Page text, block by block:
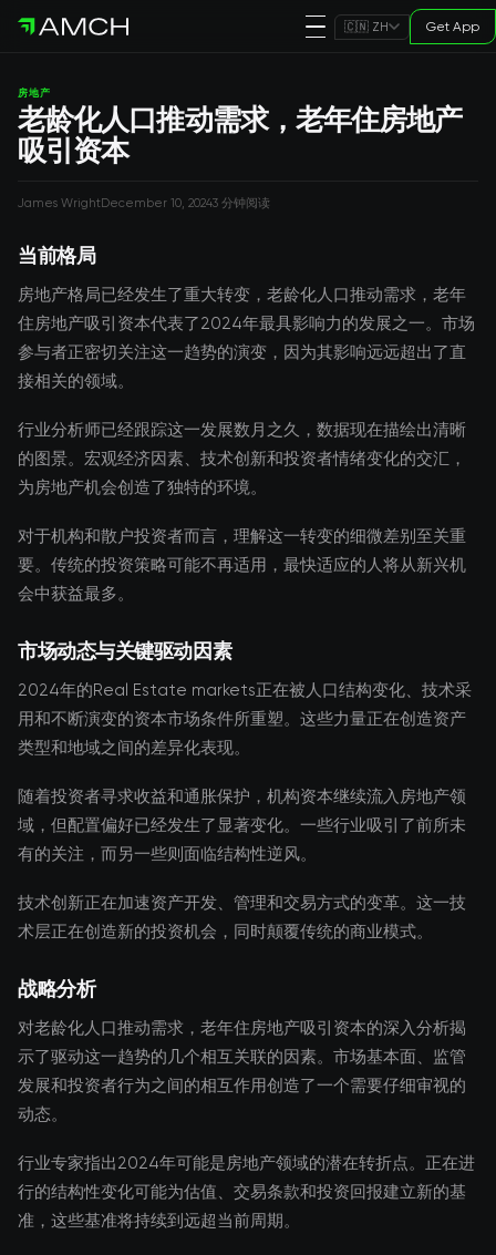
🇨🇳 ZH Get App
房地产
老龄化人口推动需求，老年住房地产
吸引资本
James WrightDecember 10, 20243 分钟阅读
当前格局
房地产格局已经发生了重大转变，老龄化人口推动需求，老年
住房地产吸引资本代表了2024年最具影响力的发展之一。市场
参与者正密切关注这一趋势的演变，因为其影响远远超出了直
接相关的领域。
行业分析师已经跟踪这一发展数月之久，数据现在描绘出清晰
的图景。宏观经济因素、技术创新和投资者情绪变化的交汇，
为房地产机会创造了独特的环境。
对于机构和散户投资者而言，理解这一转变的细微差别至关重
要。传统的投资策略可能不再适用，最快适应的人将从新兴机
会中获益最多。
市场动态与关键驱动因素
2024年的Real Estate markets正在被人口结构变化、技术采
用和不断演变的资本市场条件所重塑。这些力量正在创造资产
类型和地域之间的差异化表现。
随着投资者寻求收益和通胀保护，机构资本继续流入房地产领
域，但配置偏好已经发生了显著变化。一些行业吸引了前所未
有的关注，而另一些则面临结构性逆风。
技术创新正在加速资产开发、管理和交易方式的变革。这一技
术层正在创造新的投资机会，同时颠覆传统的商业模式。
战略分析
对老龄化人口推动需求，老年住房地产吸引资本的深入分析揭
示了驱动这一趋势的几个相互关联的因素。市场基本面、监管
发展和投资者行为之间的相互作用创造了一个需要仔细审视的
动态。
行业专家指出2024年可能是房地产领域的潜在转折点。正在进
行的结构性变化可能为估值、交易条款和投资回报建立新的基
准，这些基准将持续到远超当前周期。